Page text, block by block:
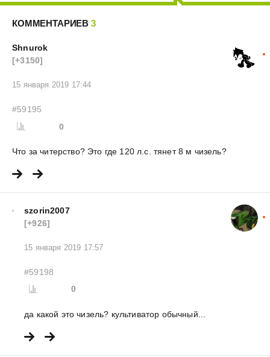
КОММЕНТАРИЕВ 3
Shnurok
[+3150]
15 января 2019 17:44
#59195
0
Что за читерство? Это где 120 л.с. тянет 8 м чизель?
szorin2007
[+926]
15 января 2019 17:57
#59198
0
да какой это чизель? культиватор обычный...